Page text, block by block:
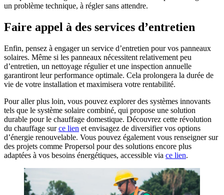
un problème technique, à régler sans attendre.
Faire appel à des services d’entretien
Enfin, pensez à engager un service d’entretien pour vos panneaux
solaires. Même si les panneaux nécessitent relativement peu
d’entretien, un nettoyage régulier et une inspection annuelle
garantiront leur performance optimale. Cela prolongera la durée de
vie de votre installation et maximisera votre rentabilité.
Pour aller plus loin, vous pouvez explorer des systèmes innovants
tels que le système solaire combiné, qui propose une solution
durable pour le chauffage domestique. Découvrez cette révolution
du chauffage surce lien et envisagez de diversifier vos options
d’énergie renouvelable. Vous pouvez également vous renseigner sur
des projets comme Propersol pour des solutions encore plus
adaptées à vos besoins énergétiques, accessible via ce lien.